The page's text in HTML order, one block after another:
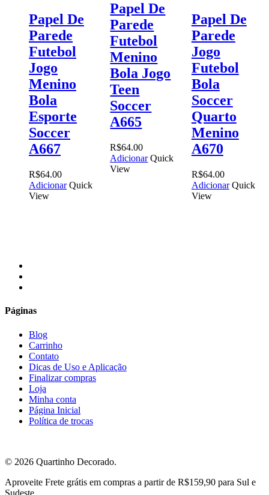
Papel De
Parede
Futebol
Jogo
Menino
Bola
Esporte
Soccer
A667
R$64.00
Adicionar Quick
View
Papel De
Parede
Futebol
Menino
Bola Jogo
Teen
Soccer
A665
R$64.00
Adicionar Quick
View
Papel De
Parede
Jogo
Futebol
Bola
Soccer
Quarto
Menino
A670
R$64.00
Adicionar Quick
View
Páginas
Blog
Carrinho
Contato
Dicas de Uso e Aplicação
Finalizar compras
Loja
Minha conta
Página Inicial
Política de trocas
© 2026 Quartinho Decorado.
Close
Menu
Aproveite Frete grátis em compras a partir de R$159,90 para Sul e
Sudeste